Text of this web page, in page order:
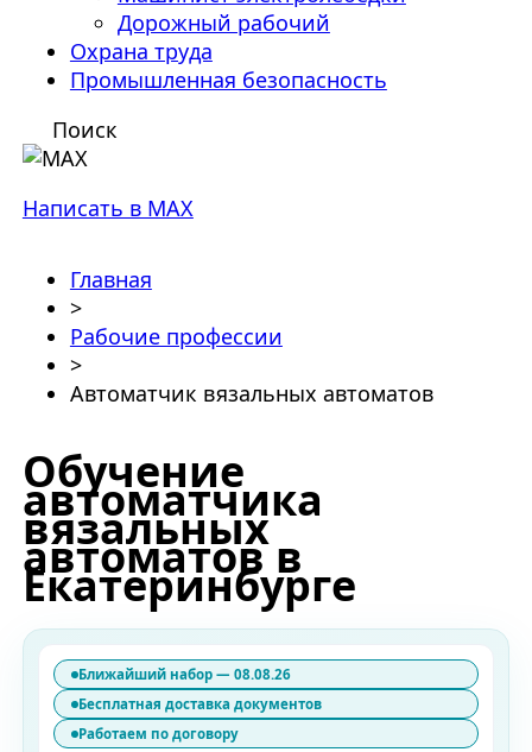
Дорожный рабочий
Охрана труда
Промышленная безопасность
Поиск
Написать в MAX
Главная
>
Рабочие профессии
>
Автоматчик вязальных автоматов
Обучение
автоматчика
вязальных
автоматов в
Екатеринбурге
Ближайший набор — 08.08.26
Бесплатная доставка документов
Работаем по договору